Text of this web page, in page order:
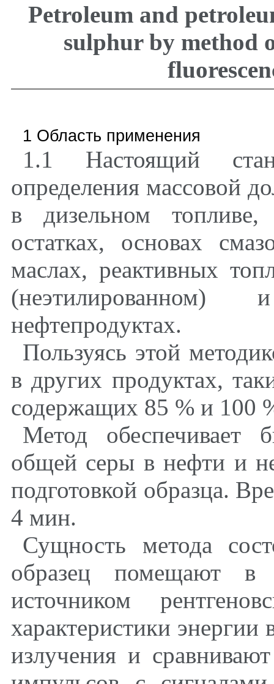
Petroleum and
sulphur by method
1 Область применения
1.1 Настоящий
определения массовой
в дизельном
остатках, основах
маслах, реактивных
нефтепродуктах.
Пользуясь этой
в других продуктах,
содержащих 85 % и 100
Метод обеспечивает
общей серы в нефти и
подготовкой образца.
4 мин.
Сущность метода
образец помещают в
источником
характеристики энергии
излучения и